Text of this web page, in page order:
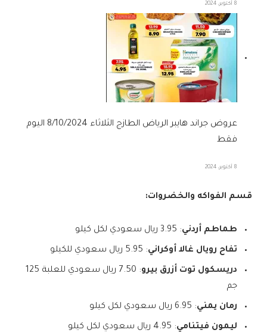
8 أكتوبر، 2024
عروض جراند هايبر الرياض الطازج الثلاثاء 8/10/2024 اليوم
فقط
8 أكتوبر، 2024
قسم الفواكه والخضروات:
طماطم أردني: 3.95 ريال سعودي لكل كيلو
تفاح رويال غالا أوكراني: 5.95 ريال سعودي للكيلو
دريسكول توت أزرق بيرو
: 7.50 ريال سعودي للعلبة 125
جم
رمان يمني: 6.95 ريال سعودي لكل كيلو
ليمون فيتنامي: 4.95 ريال سعودي لكل كيلو